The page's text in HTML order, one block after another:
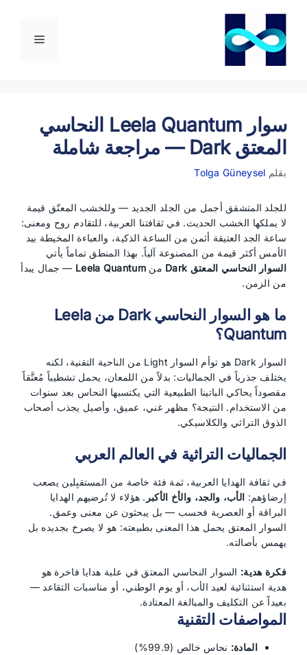
المحتوى
القائمة
سوار Leela Quantum النحاسي
المعتق Dark — مراجعة شاملة
بقلم Tolga Güneysel
للجلد المتشقق أجمل من الجلد الجديد — وللخشب المعتّق قيمة
لا يملكها الخشب الحديث. في ثقافتنا العربية، للتقادم روح ومعنى:
ساعة الجد العتيقة أثمن من الساعة الذكية، والعباءة المخيطة بيد
الأمس أكثر قيمة من المصنوعة آلياً. بهذا المنطق تماماً يأتي
السوار النحاسي المعتق Dark
منLeela Quantum — جمال يبدأ
من الزمن.
ما هو السوار النحاسي Dark من Leela
Quantum؟
السوار Dark هو توأم السوار Light من الناحية التقنية، لكنه
يختلف جذرياً في الجماليات: بدلاً من اللمعان، يحمل تشطيباً مُعتَّقاً
مقصوداً يحاكي الباتينا الطبيعية التي يكتسبها النحاس بعد سنوات
من الاستخدام. النتيجة؟ مظهر غني، عميق، وأصيل يجذب أصحاب
الذوق التراثي والكلاسيكي.
الجماليات التراثية في العالم العربي
في ثقافة الهدايا العربية، ثمة فئة خاصة من المستقبِلين يصعب
إرضاؤهم: الأب، والجد، والأخ الأكبر . هؤلاء لا تُرضيهم الهدايا
البراقة أو العصرية فحسب — بل يبحثون عن معنى وعمق.
السوار المعتق يحمل هذا المعنى بطبيعته: هو لا يصرخ بجديده بل
يهمس بأصالته.
فكرة هدية: السوار النحاسي المعتق في علبة هدايا فاخرة هو
هدية استثنائية لعيد الأب، أو يوم الوطني، أو مناسبات التقاعد —
بعيداً عن التكليف والمبالغة المعتادة.
المواصفات التقنية
المادة: نحاس خالص (99.9%)